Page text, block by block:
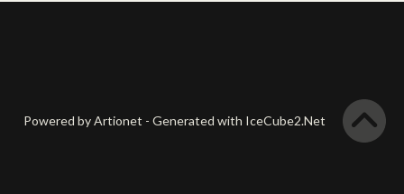
Powered by Artionet - Generated with IceCube2.Net